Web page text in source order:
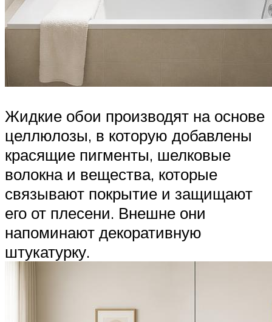
Жидкие обои производят на основе
целлюлозы, в которую добавлены
красящие пигменты, шелковые
волокна и вещества, которые
связывают покрытие и защищают
его от плесени. Внешне они
напоминают декоративную
штукатурку.